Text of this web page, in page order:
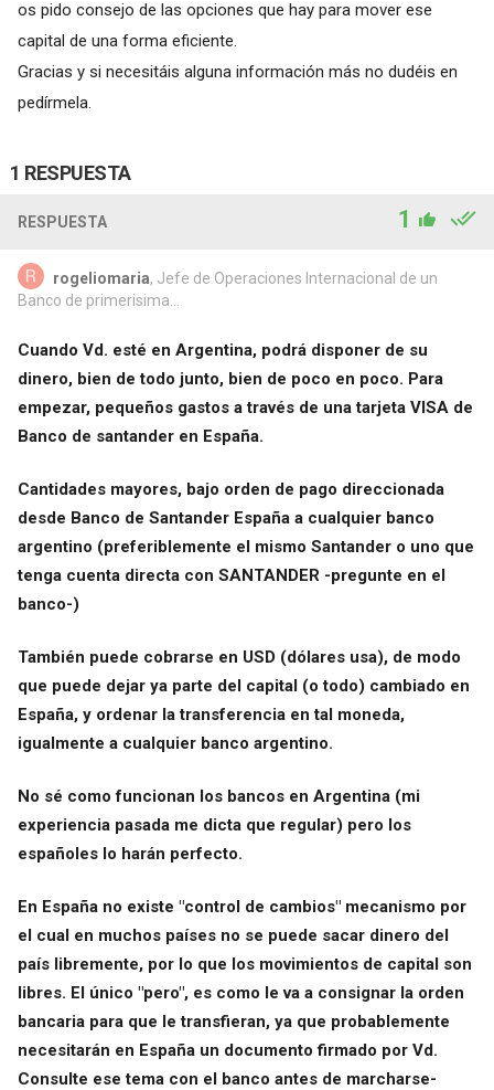
os pido consejo de las opciones que hay para mover ese
capital de una forma eficiente.
Gracias y si necesitáis alguna información más no dudéis en
pedírmela.
1 RESPUESTA
RESPUESTA 1
rogeliomaria, Jefe de Operaciones Internacional de un
Banco de primerisima...
Cuando Vd. esté en Argentina, podrá disponer de su
dinero, bien de todo junto, bien de poco en poco. Para
empezar, pequeños gastos a través de una tarjeta VISA de
Banco de santander en España.
Cantidades mayores, bajo orden de pago direccionada
desde Banco de Santander España a cualquier banco
argentino (preferiblemente el mismo Santander o uno que
tenga cuenta directa con SANTANDER -pregunte en el
banco-)
También puede cobrarse en USD (dólares usa), de modo
que puede dejar ya parte del capital (o todo) cambiado en
España, y ordenar la transferencia en tal moneda,
igualmente a cualquier banco argentino.
No sé como funcionan los bancos en Argentina (mi
experiencia pasada me dicta que regular) pero los
españoles lo harán perfecto.
En España no existe "control de cambios" mecanismo por
el cual en muchos países no se puede sacar dinero del
país libremente, por lo que los movimientos de capital son
libres. El único "pero", es como le va a consignar la orden
bancaria para que le transfieran, ya que probablemente
necesitarán en España un documento firmado por Vd.
Consulte ese tema con el banco antes de marcharse-